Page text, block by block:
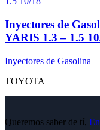
Inyectores de
YARIS 1.3 – 1.5
Inyectores de Gasolina
TOYOTA
Queremos saber de tí,